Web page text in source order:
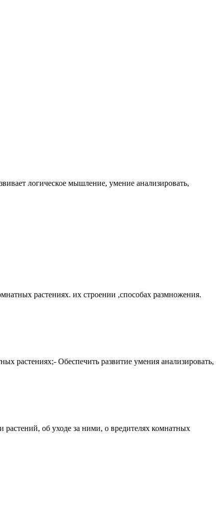
логическое мышление, умение анализировать,
растениях. их строении ,способах размножения.
растениях;- Обеспечить развитие умения анализировать,
растений, об уходе за ними, о вредителях комнатных